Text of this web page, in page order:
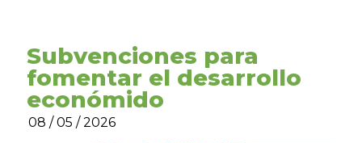
Subvenciones para
fomentar el desarrollo
económido
08 / 05 / 2026